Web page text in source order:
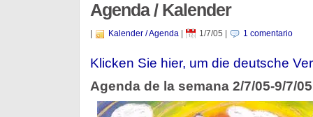
Agenda / Kalender
Kalender / Agenda| 1/7/05 1 comentario
Klicken Sie hier, um die deutsche
Agenda de la semana 2/7/05-9/7/05